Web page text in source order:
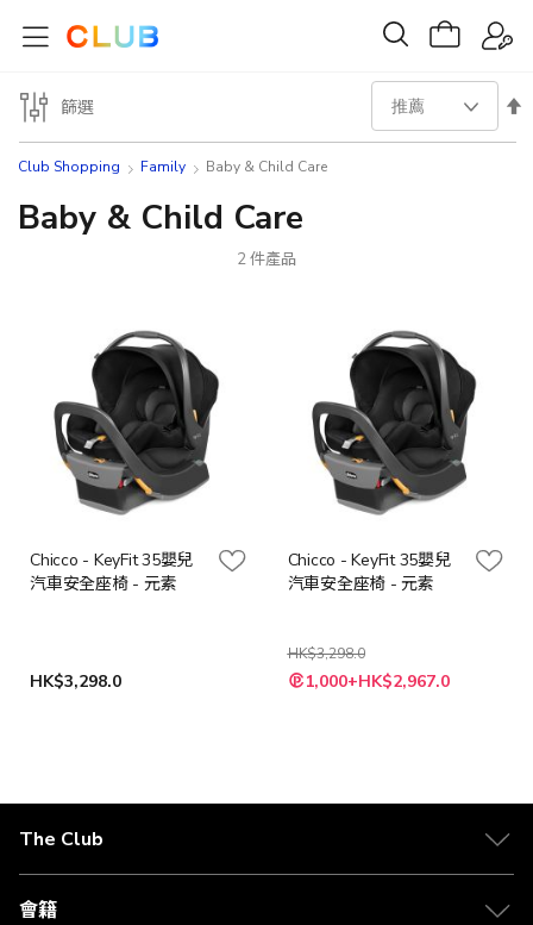
Club Shopping Family Baby & Child Care
Baby & Child Care
2件產品
設
Chicco - KeyFit 35嬰兒
汽車安全座椅 - 元素
HK$3,298.0
Chicco - KeyFit 35嬰兒
汽車安全座椅 - 元素
HK$3,298.0
特
殊 1,000+HK$2,967.0
篩選
The Club
關於 The Club
合作夥伴
會籍